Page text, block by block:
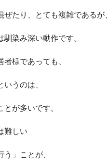
たり、とても複雑であるが、
染み深い動作です。
様であっても、
うのは、
が多いです。
難しい
」ことが、